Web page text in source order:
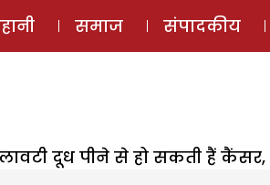
समाज संपादकीय
दूध पीने से हो सकती हैं